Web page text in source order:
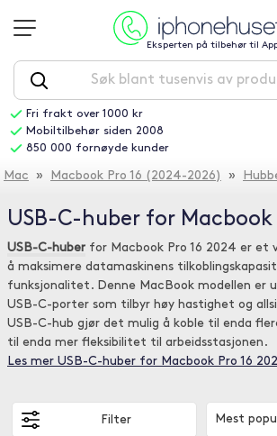
Eksperten på tilbehør til
Fri frakt over 1000 kr
Mobiltilbehør siden 2008
850 000 fornøyde kunder
Mac » Macbook Pro 16 (2024-2026) »
USB-C-huber for Macbook
USB-C-huber for Macbook Pro 16 2024 er
å maksimere datamaskinens
funksjonalitet. Denne MacBook modellen er
USB-C-porter som tilbyr høy hastighet og
USB-C-hub gjør det mulig å koble til enda
til enda mer fleksibilitet til arbeidsstasjonen.
Les mer USB-C-huber for Macbook Pro 16
Filter